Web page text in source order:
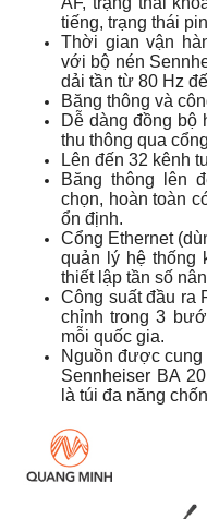
tiếng, trạng thái
Thời gian vận
với bộ nén
dải tần từ 80 Hz
Băng thông và
Dễ dàng đồng bộ
thu thông qua
Lên đến 32 kênh
Băng thông lên
chọn, hoàn toàn
ổn định.
Cổng Ethernet
quản lý hệ thống
thiết lập tần số
Công suất đầu ra
chỉnh trong 3
mỗi quốc gia.
Nguồn được cung
Sennheiser BA
là túi đa năng